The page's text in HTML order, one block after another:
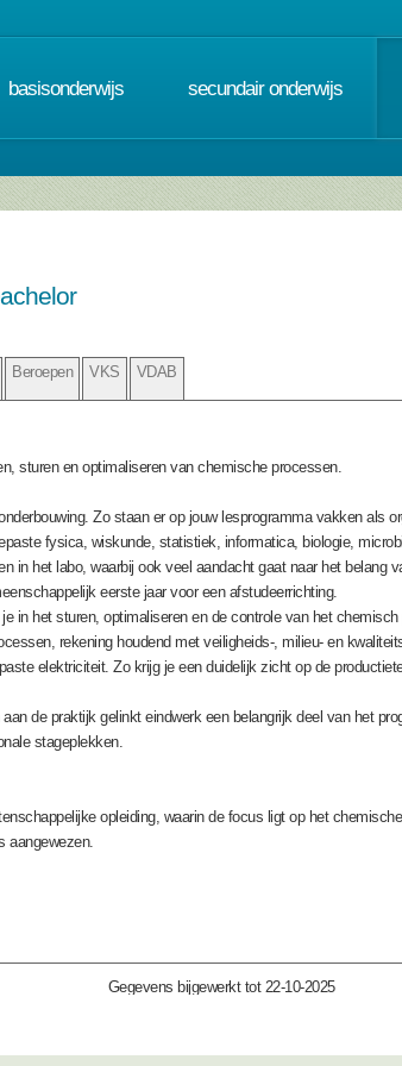
basisonderwijs secundair onderwijs
Beroepen VKS VDAB
sturen en optimaliseren van chemische processen.
Zo staan er op jouw lesprogramma vakken als
fysica, wiskunde, statistiek, informatica, biologie,
in het labo, waarbij ook veel aandacht gaat naar het belang
eerste jaar voor een afstudeerrichting.
in het sturen, optimaliseren en de controle van het
rekening houdend met veiligheids-, milieu- en
elektriciteit. Zo krijg je een duidelijk zicht op de
de praktijk gelinkt eindwerk een belangrijk deel van het
stageplekken.
opleiding, waarin de focus ligt op het
aangewezen.
Gegevens bijgewerkt tot 22-10-2025